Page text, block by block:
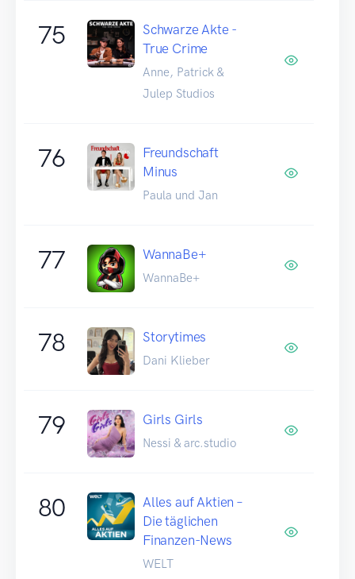
75
Schwarze Akte -
True Crime
Anne, Patrick &
Julep Studios
76
Freundschaft
Minus
Paula und Jan
77 WannaBe+
WannaBe+
78 Storytimes
Dani Klieber
79 Girls Girls
Nessi & arc.studio
80
Alles auf Aktien –
Die täglichen
Finanzen-News
WELT